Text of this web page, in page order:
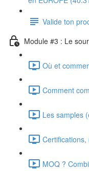
Valide ton
Module #3 : Le
Où et
Comment
Les samples
MOQ ?